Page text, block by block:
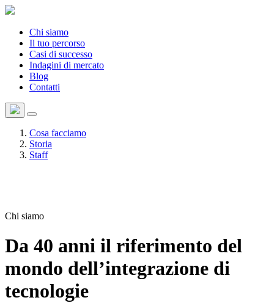
Chi siamo
Il tuo percorso
Casi di successo
Indagini di mercato
Blog
Contatti
Cosa facciamo
Storia
Staff
Chi siamo
Da 40 anni il riferimento del
mondo dell’integrazione di
tecnologie